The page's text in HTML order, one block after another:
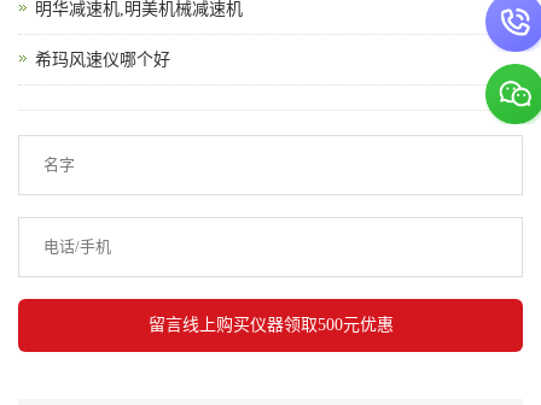
明华减速机,明美机械减速机
希玛风速仪哪个好